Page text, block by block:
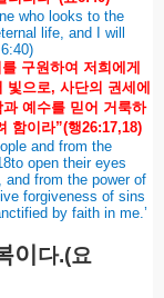
who looks to the
life, and I will
를 구원하여 저희에게
빛으로, 사단의 권세에
과 예수를 믿어 거룩하
함이라”(행26:17,18)
and from the
open their eyes
from the power of
forgiveness of sins
by faith in me.’
이 다.(요